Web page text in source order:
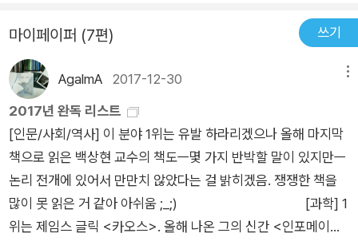
제가 이번에 손으로 쓴 시도 불안한 현실과 희망적이 않는 미래를
보여주고 있는 데 바로 (한 치 앞)이라는 시입니다.이 시에서는
아내의 전화를 받지 않고 ‘있잖아 나/그만둘까 해‘라고 메시지를
보내는 젊은 남편이 등장하는 데요.자전거 타고 출퇴근하면/아낄
수 있는 교통비로집에 쌓인 책들은 박스에 담고/어떤 책은 넣었
다 빼기도 하며//가늠해 본다라며재계약을 앞두고/별의 별 생각
을 하는 남편이 네가 좋아하는/카레 해 뒀어라고 하는 구절을 눈
으로 보고 손으로 쓰며 입술으로 중얼거리며 현실 속에서도 아등
바등거리며 살아가는 청년들, 그들 중 하나인 제 모습을 그려봅니
다.
가. 나는 개별자 최지인이 무의식적이든 의식적이든 집중하는 대
상을 더 눈여겨보고 싶었다. 이해는 보편성이 아니라 특수성으로
다가갈 때 더 정확할 수 있다고 생각하기 때문이다. 지금 청년 세
대의 절망감을 상징한다고 볼 수 있는 ‘벽’이 최지인의 시에서 가
장 강력하게 드러나는 시어이다. “외투들 벽에 걸려 있다”(「이
리」), “아버지와 둘이 살았다/잠잘 때 조금만 움직이면/아버지 살
이 닿았다/나는 벽에 붙어 잤다…(중략)…오함마로 벽을 부수는
일 따위를 하셨다/세상에는 벽이 많았고/아버지는 쉴 틈이 없었
다”(「비정규」), “아직은 아니다 몹시 추운 저녁/밝다 여기는 도시
의 광장/길고 견고한 벽이 정면에 있다/벽에 올라선 사람들은 위
마이페이퍼 (7편) 쓰기
AgalmA 2017-12-30
2017년 완독 리스트
[인문/사회/역사] 이 분야 1위는 유발 하라리겠으나 올해 마지막
책으로 읽은 백상현 교수의 책도ㅡ몇 가지 반박할 말이 있지만ㅡ
논리 전개에 있어서 만만치 않았다는 걸 밝히겠음. 쟁쟁한 책을
많이 못 읽은 거 같아 아쉬움 ;_;) [과학] 1
위는 제임스 글릭 <카오스>. 올해 나온 그의 신간 <인포메이션